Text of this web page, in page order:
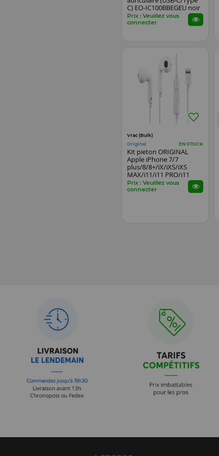
C) EO-IC100BBEGEU noir
Prix : Veuillez vous
connecter
Vrac (Bulk)
Original
EN STOCK
Kit pieton ORIGINAL
Apple iPhone 7/7
plus/8/8+/iX/iXS/iXS
MAX/i11/i11 PRO/i11
PRO MAX Lightning
MMTN2ZM/A (Vrac)
Prix : Veuillez vous
connecter